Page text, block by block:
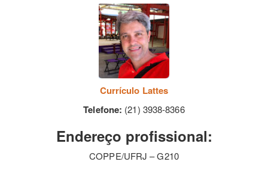
Currículo Lattes
Telefone: (21) 3938-8366
Endereço profissional:
COPPE/UFRJ – G210